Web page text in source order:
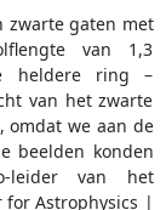
zwarte gaten met
van 1,3
heldere ring –
van het zwarte
omdat we aan de
beelden konden
leider van het
for Astrophysics |